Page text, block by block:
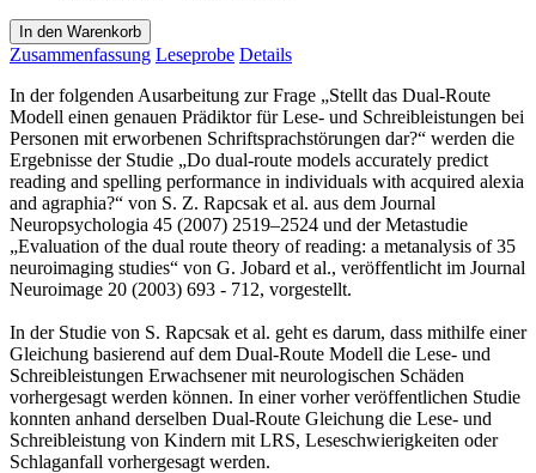
In den Warenkorb
Zusammenfassung Leseprobe Details
In der folgenden Ausarbeitung zur Frage „Stellt das Dual-Route
Modell einen genauen Prädiktor für Lese- und Schreibleistungen bei
Personen mit erworbenen Schriftsprachstörungen dar?“ werden die
Ergebnisse der Studie „Do dual-route models accurately predict
reading and spelling performance in individuals with acquired alexia
and agraphia?“ von S. Z. Rapcsak et al. aus dem Journal
Neuropsychologia 45 (2007) 2519–2524 und der Metastudie
„Evaluation of the dual route theory of reading: a metanalysis of 35
neuroimaging studies“ von G. Jobard et al., veröffentlicht im Journal
Neuroimage 20 (2003) 693 - 712, vorgestellt.
In der Studie von S. Rapcsak et al. geht es darum, dass mithilfe einer
Gleichung basierend auf dem Dual-Route Modell die Lese- und
Schreibleistungen Erwachsener mit neurologischen Schäden
vorhergesagt werden können. In einer vorher veröffentlichen Studie
konnten anhand derselben Dual-Route Gleichung die Lese- und
Schreibleistung von Kindern mit LRS, Leseschwierigkeiten oder
Schlaganfall vorhergesagt werden.